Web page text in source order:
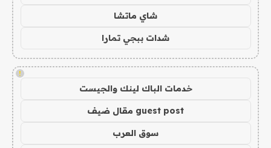
شاي ماتشا
شدات ببجي تمارا
!
خدمات الباك لينك والجيست
guest post مقال ضيف
سوق العرب